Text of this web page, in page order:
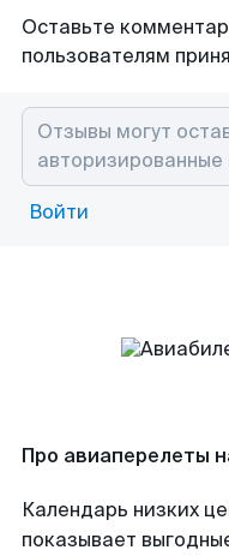
Оставьте
пользователям
Войти
Про авиаперелеты
Календарь низких
показывает